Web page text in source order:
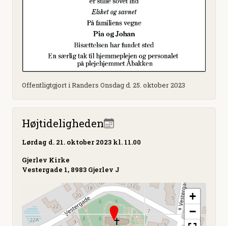
Offentligtgjort i Randers Onsdag d. 25. oktober 2023
Højtideligheden
Lørdag d. 21. oktober 2023 kl. 11.00
Gjerlev Kirke
Vestergade 1, 8983 Gjerlev J
+
−